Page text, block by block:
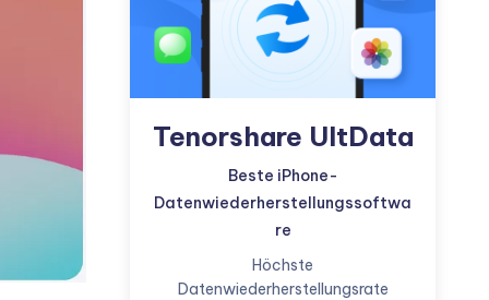
Tenorshare UltData
Beste iPhone-
Datenwiederherstellungssoftwa
re
Höchste
Datenwiederherstellungsrate